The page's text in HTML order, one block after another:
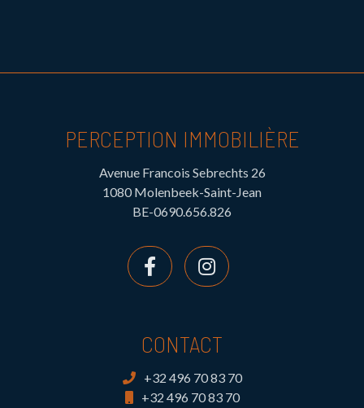
PERCEPTION IMMOBILIÈRE
Avenue Francois Sebrechts 26
1080 Molenbeek-Saint-Jean
BE-0690.656.826
CONTACT
+32 496 70 83 70
+32 496 70 83 70